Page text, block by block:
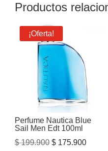
Productos
¡Oferta!
Perfume Nautica Blue
Sail Men Edt 100ml
$199.900 El
$ 175.900El